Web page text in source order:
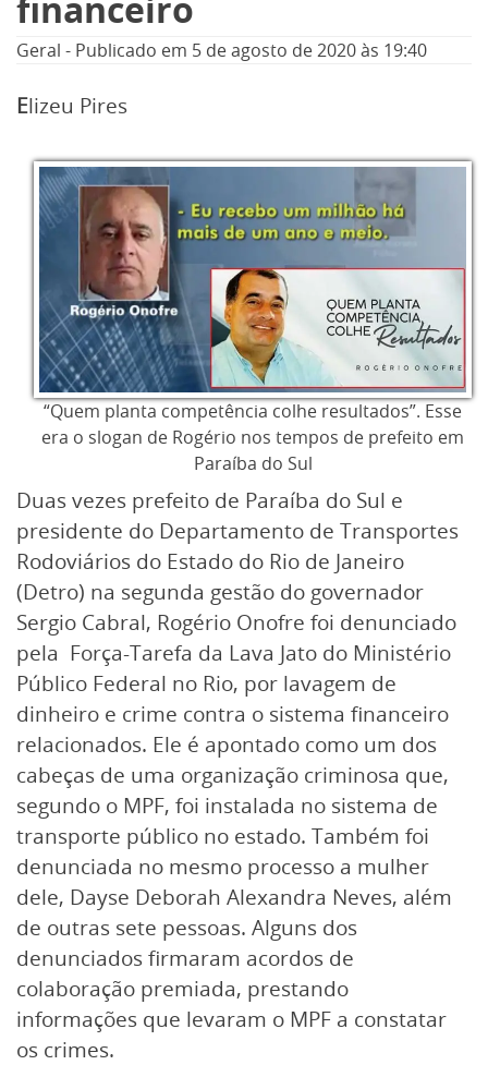
financeiro
Geral - Publicado em 5 de agosto de 2020às 19:40
Elizeu Pires
“Quem planta competência colhe resultados”. Esse
era o slogan de Rogério nos tempos de prefeito em
Paraíba do Sul
Duas vezes prefeito de Paraíba do Sul e
presidente do Departamento de Transportes
Rodoviários do Estado do Rio de Janeiro
(Detro) na segunda gestão do governador
Sergio Cabral, Rogério Onofre foi denunciado
pela Força-Tarefa da Lava Jato do Ministério
Público Federal no Rio, por lavagem de
dinheiro e crime contra o sistema financeiro
relacionados. Ele é apontado como um dos
cabeças de uma organização criminosa que,
segundo o MPF, foi instalada no sistema de
transporte público no estado. Também foi
denunciada no mesmo processo a mulher
dele, Dayse Deborah Alexandra Neves, além
de outras sete pessoas. Alguns dos
denunciados firmaram acordos de
colaboração premiada, prestando
informações que levaram o MPF a constatar
os crimes.